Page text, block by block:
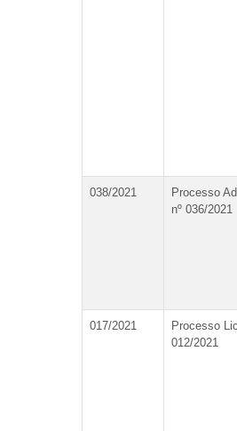
038/2021
Processo
nº 036/2021
017/2021
Processo
012/2021